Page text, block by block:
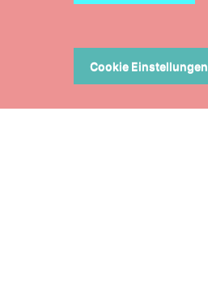
Cookie Einstellungen